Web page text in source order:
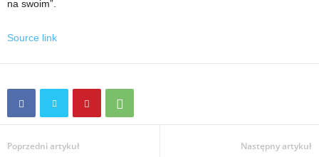
na swoim”.
Source link
Poprzedni artykuł Następny artykuł